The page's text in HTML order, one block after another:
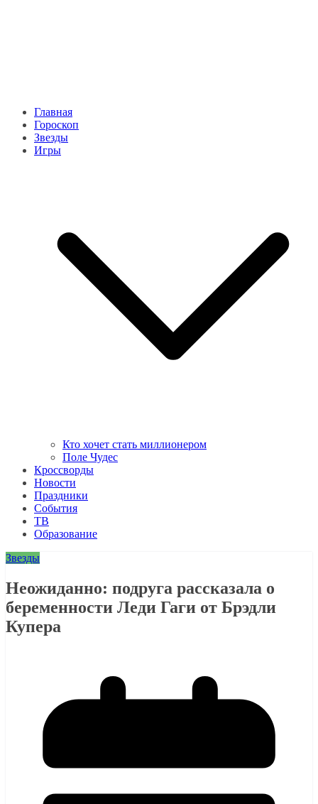
Главная
Гороскоп
Звезды
Игры
Кто хочет стать миллионером
Поле Чудес
Кроссворды
Новости
Праздники
События
ТВ
Образование
Звезды
Неожиданно: подруга рассказала о
беременности Леди Гаги от Брэдли
Купера